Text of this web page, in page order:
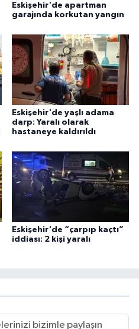
Eskişehir'de apartman
garajında korkutan yangın
Eskişehir'de yaşlı adama
darp: Yaralı olarak
hastaneye kaldırıldı
Eskişehir'de “çarpıp kaçtı”
iddiası: 2 kişi yaralı